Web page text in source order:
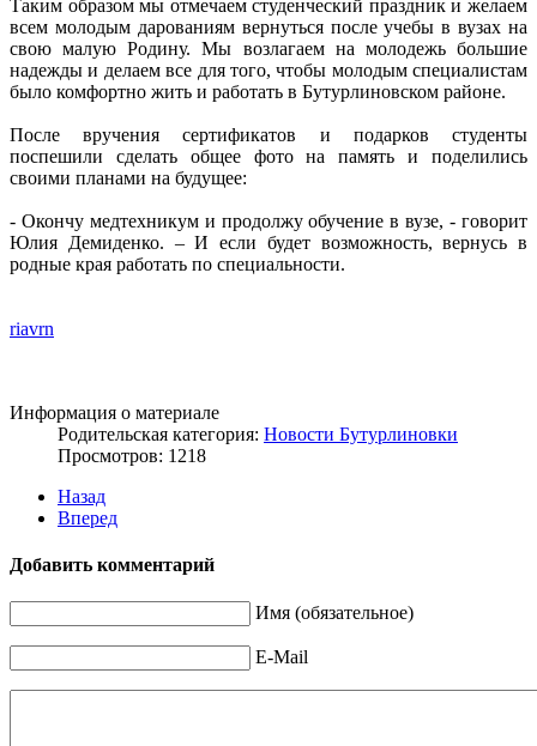
Таким образом мы отмечаем студенческий праздник и желаем
всем молодым дарованиям вернуться после учебы в вузах на
свою малую Родину. Мы возлагаем на молодежь большие
надежды и делаем все для того, чтобы молодым специалистам
было комфортно жить и работать в Бутурлиновском районе.
После вручения сертификатов и подарков студенты
поспешили сделать общее фото на память и поделились
своими планами на будущее:
- Окончу медтехникум и продолжу обучение в вузе, - говорит
Юлия Демиденко. – И если будет возможность, вернусь в
родные края работать по специальности.
riavrn
Информация о материале
Родительская категория: Новости Бутурлиновки
Просмотров: 1218
Назад
Вперед
Добавить комментарий
Имя (обязательное)
E-Mail